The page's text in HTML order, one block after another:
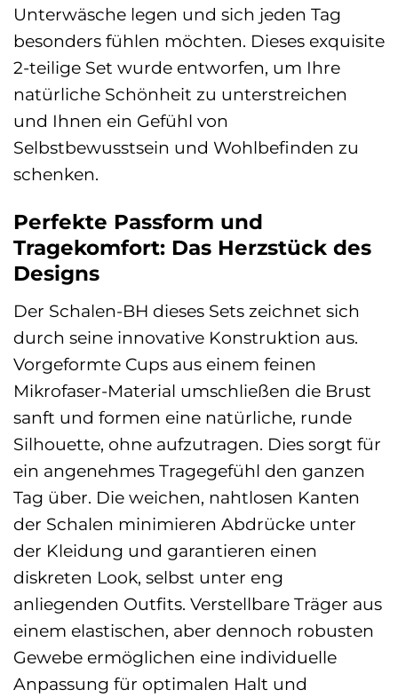
Unterwäsche legen und sich jeden Tag
besonders fühlen möchten. Dieses exquisite
2-teilige Set wurde entworfen, um Ihre
natürliche Schönheit zu unterstreichen
und Ihnen ein Gefühl von
Selbstbewusstsein und Wohlbefinden zu
schenken.
Perfekte Passform und
Tragekomfort: Das Herzstück des
Designs
Der Schalen-BH dieses Sets zeichnet sich
durch seine innovative Konstruktion aus.
Vorgeformte Cups aus einem feinen
Mikrofaser-Material umschließen die Brust
sanft und formen eine natürliche, runde
Silhouette, ohne aufzutragen. Dies sorgt für
ein angenehmes Tragegefühl den ganzen
Tag über. Die weichen, nahtlosen Kanten
der Schalen minimieren Abdrücke unter
der Kleidung und garantieren einen
diskreten Look, selbst unter eng
anliegenden Outfits. Verstellbare Träger aus
einem elastischen, aber dennoch robusten
Gewebe ermöglichen eine individuelle
Anpassung für optimalen Halt und